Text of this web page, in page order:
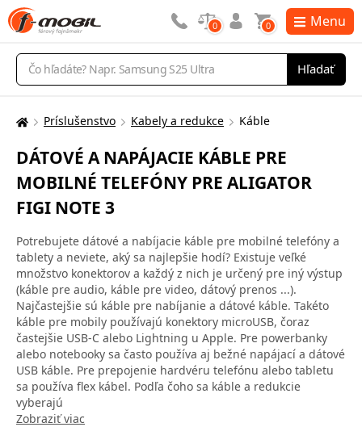
Vyhľadávanie
Hľadať
0 0 Menu
Tu
nachádzate:
Príslušenstvo Kabely a redukce Káble
DÁTOVÉ A NAPÁJACIE KÁBLE PRE
MOBILNÉ TELEFÓNY PRE ALIGATOR
FIGI NOTE 3
Potrebujete dátové a nabíjacie káble pre mobilné telefóny a
tablety a neviete, aký sa najlepšie hodí? Existuje veľké
množstvo konektorov a každý z nich je určený pre iný výstup
(káble pre audio, káble pre video, dátový prenos ...).
Najčastejšie sú káble pre nabíjanie a dátové káble. Takéto
káble pre mobily používajú konektory microUSB, čoraz
častejšie USB-C alebo Lightning u Apple. Pre powerbanky
alebo notebooky sa často používa aj bežné napájací a dátové
USB káble. Pre prepojenie hardvéru telefónu alebo tabletu
sa používa flex kábel. Podľa čoho sa káble a redukcie
vyberajú
Zobraziť viac